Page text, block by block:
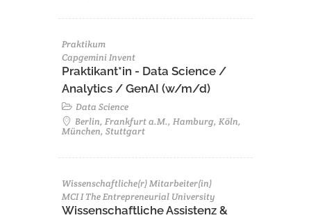
Praktikum
Capgemini Invent
Praktikant*in - Data Science /
Analytics / GenAI (w/m/d)
Data Science
Berlin, Frankfurt a.M., Hamburg, Köln,
München, Stuttgart
Wissenschaftliche(r) Mitarbeiter(in)
MCI I The Entrepreneurial University
Wissenschaftliche Assistenz &